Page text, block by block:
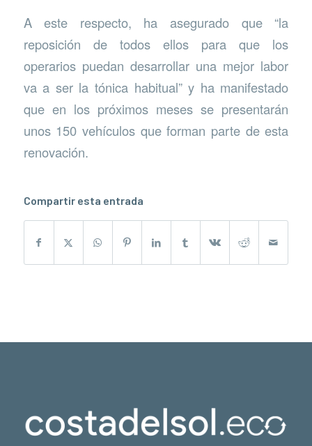
A este respecto, ha asegurado que “la
reposición de todos ellos para que los
operarios puedan desarrollar una mejor labor
va a ser la tónica habitual” y ha manifestado
que en los próximos meses se presentarán
unos 150 vehículos que forman parte de esta
renovación.
Compartir esta entrada